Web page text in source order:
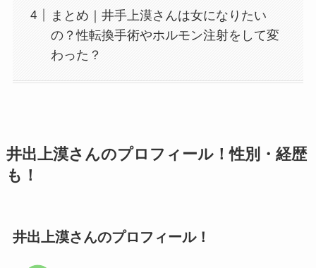
まとめ｜井手上漠さんは女になりたい
の？性転換手術やホルモン注射をして変
わった？
井出上漠さんのプロフィール！性別・経歴
も！
井出上漠さんのプロフィール！